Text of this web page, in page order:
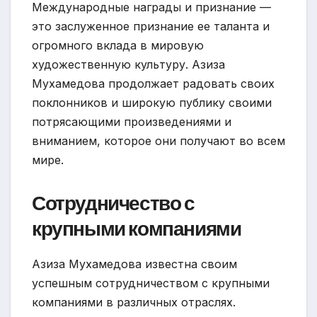
Международные награды и признание —
это заслуженное признание ее таланта и
огромного вклада в мировую
художественную культуру. Азиза
Мухамедова продолжает радовать своих
поклонников и широкую публику своими
потрясающими произведениями и
вниманием, которое они получают во всем
мире.
Сотрудничество с
крупными компаниями
Азиза Мухамедова известна своим
успешным сотрудничеством с крупными
компаниями в различных отраслях.